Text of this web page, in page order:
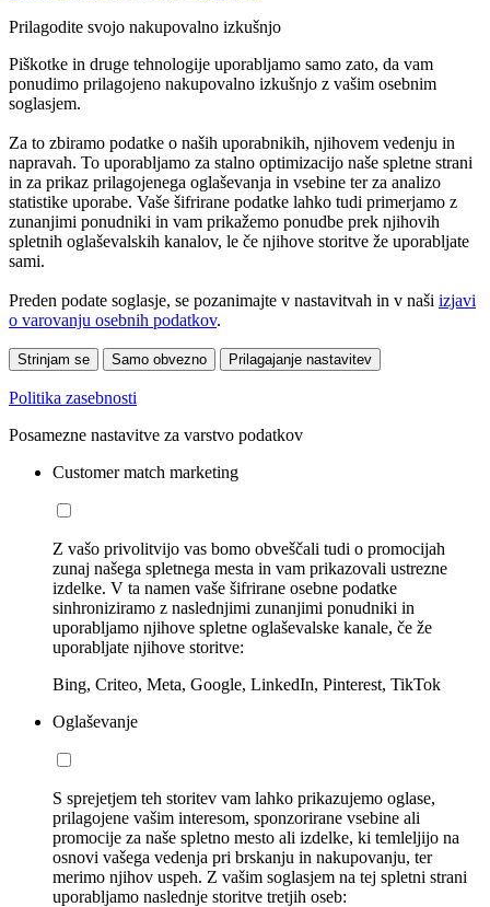
Prilagodite svojo nakupovalno izkušnjo
Piškotke in druge tehnologije uporabljamo samo zato, da vam
ponudimo prilagojeno nakupovalno izkušnjo z vašim osebnim
soglasjem.
Za to zbiramo podatke o naših uporabnikih, njihovem vedenju in
napravah. To uporabljamo za stalno optimizacijo naše spletne strani
in za prikaz prilagojenega oglaševanja in vsebine ter za analizo
statistike uporabe. Vaše šifrirane podatke lahko tudi primerjamo z
zunanjimi ponudniki in vam prikažemo ponudbe prek njihovih
spletnih oglaševalskih kanalov, le če njihove storitve že uporabljate
sami.
Preden podate soglasje, se pozanimajte v nastavitvah in v naši izjavi
o varovanju osebnih podatkov.
Strinjam se Samo obvezno Prilagajanje nastavitev
Politika zasebnosti
Posamezne nastavitve za varstvo podatkov
Customer match marketing
Z vašo privolitvijo vas bomo obveščali tudi o promocijah
zunaj našega spletnega mesta in vam prikazovali ustrezne
izdelke. V ta namen vaše šifrirane osebne podatke
sinhroniziramo z naslednjimi zunanjimi ponudniki in
uporabljamo njihove spletne oglaševalske kanale, če že
uporabljate njihove storitve:
Bing, Criteo, Meta, Google, LinkedIn, Pinterest, TikTok
Oglaševanje
S sprejetjem teh storitev vam lahko prikazujemo oglase,
prilagojene vašim interesom, sponzorirane vsebine ali
promocije za naše spletno mesto ali izdelke, ki temleljijo na
osnovi vašega vedenja pri brskanju in nakupovanju, ter
merimo njihov uspeh. Z vašim soglasjem na tej spletni strani
uporabljamo naslednje storitve tretjih oseb: